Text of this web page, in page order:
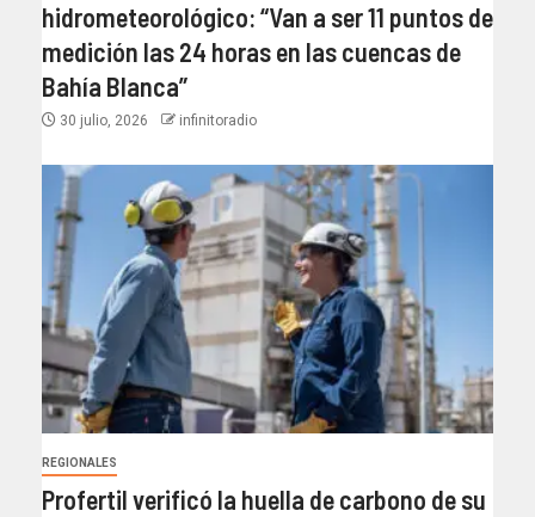
hidrometeorológico: “Van a ser 11 puntos de
medición las 24 horas en las cuencas de
Bahía Blanca”​
30 julio, 2026 infinitoradio
REGIONALES
Profertil verificó la huella de carbono de su